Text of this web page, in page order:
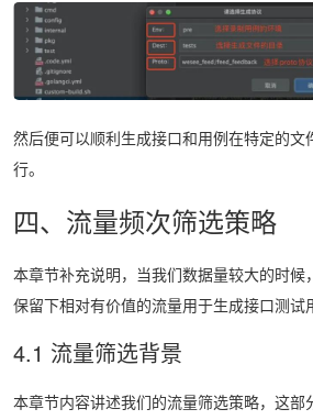
然后便可以顺利生成接口和用例在特定的文
行。
四、流量频次筛选策略
本章节补充说明，当我们数据量较大的时候
保留下相对有价值的流量用于生成接口测试
4.1 流量筛选背景
本章节内容讲述我们的流量筛选策略，这部